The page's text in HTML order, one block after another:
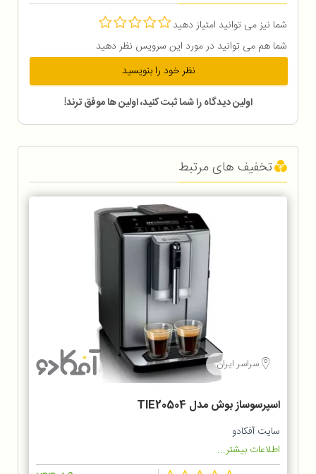
شما نیز می توانید امتیاز دهید
شما هم می توانید در مورد این سرویس نظر دهید
نظر خود را بنویسید
اولین دیدگاه را شما ثبت کنید، اولین ها موفق ترند!
تخفیف های مرتبط
سراسر ایران
اسپرسوساز بوش مدل TIE20504
سایت آفکادو
اطلاعات بیشتر...